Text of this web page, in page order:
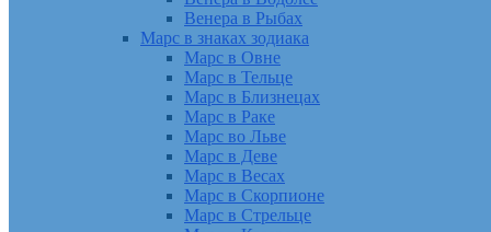
Венера в Рыбах
Марс в знаках зодиака
Марс в Овне
Марс в Тельце
Марс в Близнецах
Марс в Раке
Марс во Льве
Марс в Деве
Марс в Весах
Марс в Скорпионе
Марс в Стрельце